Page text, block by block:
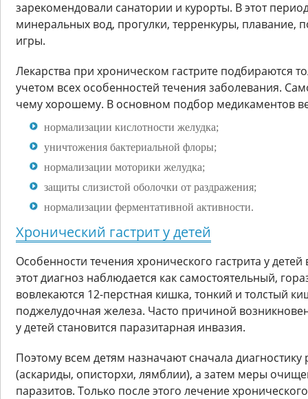
зарекомендовали санатории и курорты. В этот
минеральных вод, прогулки, терренкуры, плавание,
игры.
Лекарства при хроническом гастрите подбираются
учетом всех особенностей течения заболевания.
чему хорошему. В основном подбор медикаментов
нормализации кислотности желудка;
уничтожения бактериальной флоры;
нормализации моторики желудка;
защиты слизистой оболочки от раздражения;
нормализации ферментативной активности.
Хронический гастрит у детей
Особенности течения хронического гастрита у
этот диагноз наблюдается как самостоятельный,
вовлекаются 12-перстная кишка, тонкий и толстый
поджелудочная железа. Часто причиной
у детей становится паразитарная инвазия.
Поэтому всем детям назначают сначала диагностику
(аскариды, описторхи, лямблии), а затем меры
паразитов. Только после этого лечение